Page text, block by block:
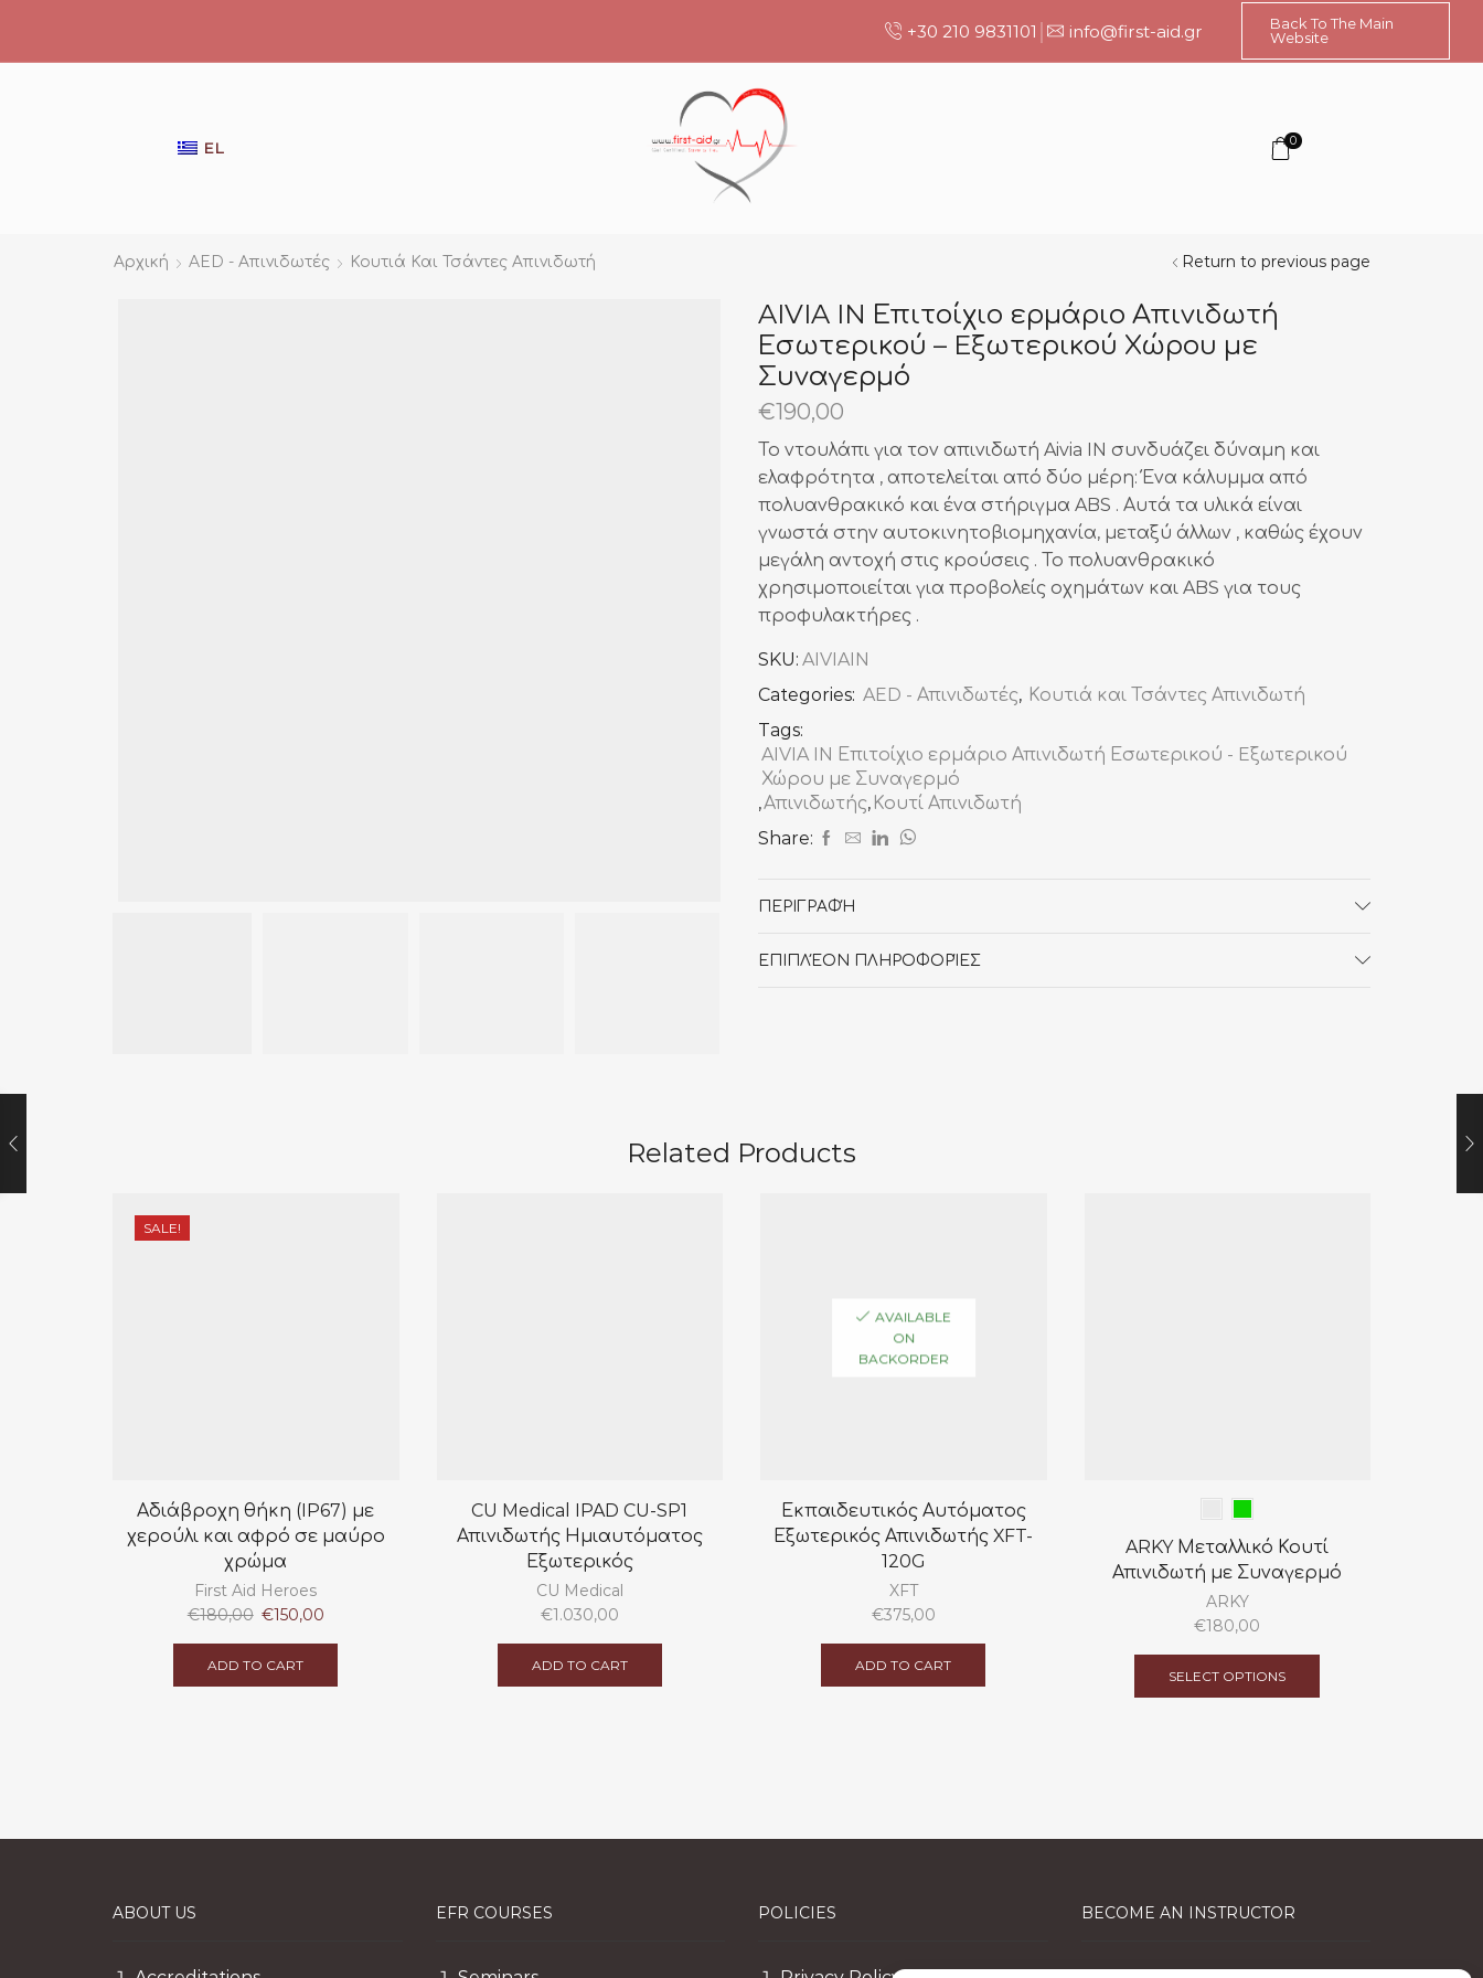
+30 210 9831101 info@first-aid.gr
Back To The Main
Website
EL 0
Αρχική AED - Απινιδωτές Κουτιά Και Τσάντες Απινιδωτή Return to previous page
AIVIA IN Επιτοίχιο ερμάριο Απινιδωτή
Εσωτερικού – Eξωτερικού Χώρου με
Συναγερμό
€190,00
Το ντουλάπι για τον απινιδωτή Aivia IN συνδυάζει δύναμη και
ελαφρότητα , αποτελείται από δύο μέρη: Ένα κάλυμμα από
πολυανθρακικό και ένα στήριγμα ABS . Αυτά τα υλικά είναι
γνωστά στην αυτοκινητοβιομηχανία, μεταξύ άλλων , καθώς έχουν
μεγάλη αντοχή στις κρούσεις . Το πολυανθρακικό
χρησιμοποιείται για προβολείς οχημάτων και ABS για τους
προφυλακτήρες .
SKU: AIVIAIN
Categories: AED - Απινιδωτές, Κουτιά και Τσάντες Απινιδωτή
Tags:
AIVIA IN Επιτοίχιο ερμάριο Απινιδωτή Εσωτερικού - Eξωτερικού
Χώρου με Συναγερμό
,Απινιδωτής, Κουτί Απινιδωτή
Share:
ΠΕΡΙΓΡΑΦΉ
ΕΠΙΠΛΈΟΝ ΠΛΗΡΟΦΟΡΊΕΣ
Related Products
SALE!
Αδιάβροχη θήκη (IP67) με
χερούλι και αφρό σε μαύρο
χρώμα
First Aid Heroes
€180,00 Original
was:
€180,00.
€150,00Current
€150,00.
ADD TO CART
CU Medical IPAD CU-SP1
Απινιδωτής Ημιαυτόματος
Εξωτερικός
CU Medical
€1.030,00
ADD TO CART
AVAILABLE
ON
BACKORDER
Εκπαιδευτικός Αυτόματος
Εξωτερικός Απινιδωτής XFT-
120G
XFT
€375,00
ADD TO CART
ARKY Μεταλλικό Κουτί
Απινιδωτή με Συναγερμό
ARKY
€180,00
SELECT OPTIONS
has
ABOUT US EFR COURSES POLICIES BECOME AN INSTRUCTOR